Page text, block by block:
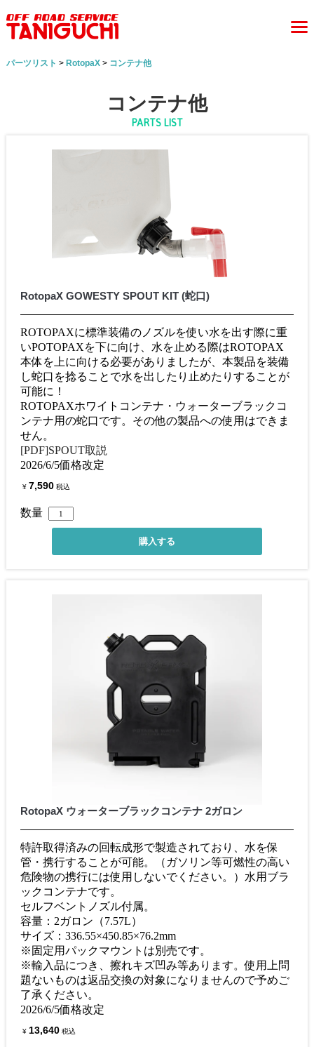
パーツリスト > RotopaX > コンテナ他
コンテナ他
PARTS LIST
RotopaX GOWESTY SPOUT KIT (蛇口)
ROTOPAXに標準装備のノズルを使い水を出す際に重
いPOTOPAXを下に向け、水を止める際はROTOPAX
本体を上に向ける必要がありましたが、本製品を装備
し蛇口を捻ることで水を出したり止めたりすることが
可能に！
ROTOPAXホワイトコンテナ・ウォーターブラックコ
ンテナ用の蛇口です。その他の製品への使用はできま
せん。
[PDF]SPOUT取説
2026/6/5価格改定
¥ 7,590 税込
数量
RotopaX ウォーターブラックコンテナ 2ガロン
特許取得済みの回転成形で製造されており、水を保
管・携行することが可能。（ガソリン等可燃性の高い
危険物の携行には使用しないでください。）水用ブラ
ックコンテナです。
セルフベントノズル付属。
容量：2ガロン（7.57L）
サイズ：336.55×450.85×76.2mm
※固定用パックマウントは別売です。
※輸入品につき、擦れキズ凹み等あります。使用上問
題ないものは返品交換の対象になりませんので予めご
了承ください。
2026/6/5価格改定
¥ 13,640 税込